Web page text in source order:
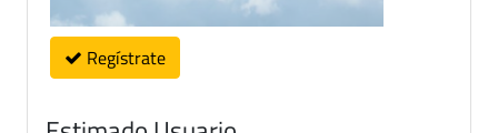
Regístrate